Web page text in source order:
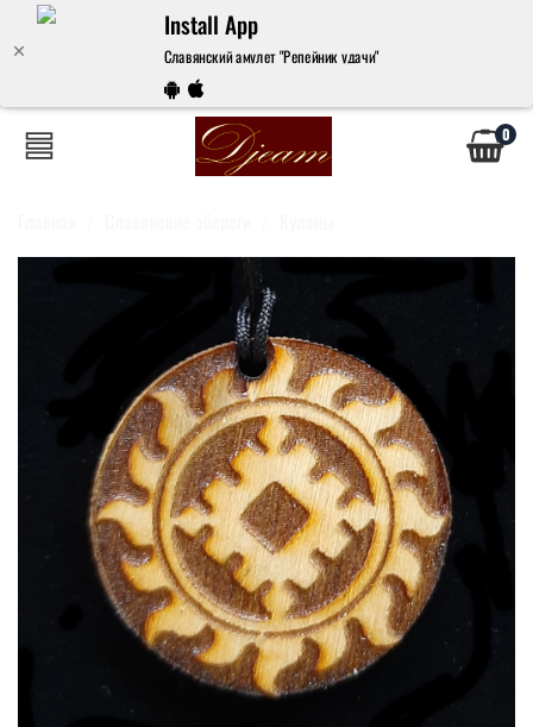
Install App
Славянский амулет "Репейник удачи"
0